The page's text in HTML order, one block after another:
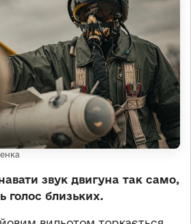
звук двигуна так само,
голос близьких.